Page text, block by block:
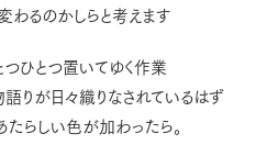
わるのかしらと考えます
つひとつ置いてゆく作業
りが日々織りなされているはず
たらしい色が加わったら。